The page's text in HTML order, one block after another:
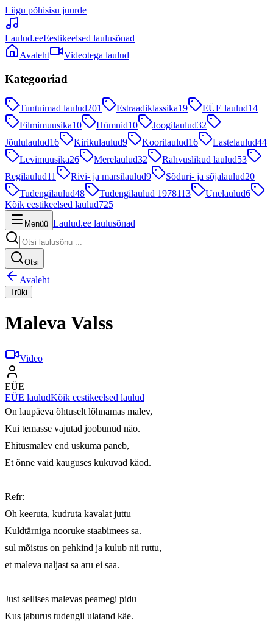
Liigu põhisisu juurde
Laulud.eeEestikeelsed laulusõnad
Avaleht
Videotega laulud
Kategooriad
Tuntuimad laulud201 Estraadiklassika19 EÜE laulud14
Filmimuusika10 Hümnid10 Joogilaulud32
Jõululaulud16 Kirikulaulud9 Koorilaulud16 Lastelaulud44
Levimuusika26 Merelaulud32 Rahvuslikud laulud53
Regilaulud11 Rivi- ja marsilaulud9 Sõduri- ja sõjalaulud20
Tudengilaulud48 Tudengilaulud 1978113 Unelaulud6
Kõik eestikeelsed laulud725
Menüü Laulud.ee laulusõnad
Otsi
Avaleht
Trüki
Maleva Valss
Video
EÜE
EÜE lauludKõik eestikeelsed laulud
On laupäeva õhtuselt lõhnamas malev,
Kui temasse vajutad joobunud näo.
Ehitusmalev end uskuma paneb,
Et õnne vaid kauguses kukuvad käod.
Refr:
Oh keeruta, kudruta kavalat juttu
Kuldtärniga nooruke staabimees sa.
sul mõistus on pehkind ja kulub nii ruttu,
et maleva naljast sa aru ei saa.
Just sellises malevas peamegi pidu
Kus jaburus tudengil ulatand käe.